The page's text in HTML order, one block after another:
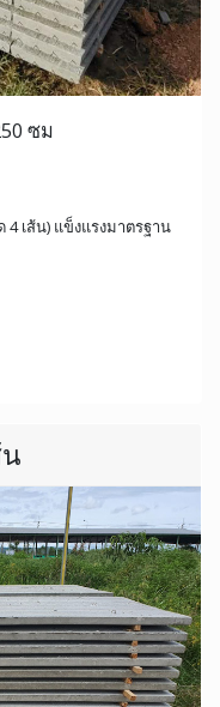
ซม
4 เส้น) แข็งแรงมาตรฐาน